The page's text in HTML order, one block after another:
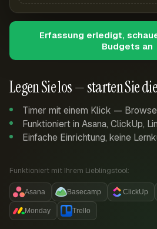
Legen Sie los — starten Sie
Timer mit einem Klick —
Funktioniert in Asana, ClickUp,
Einfache Einrichtung, keine
Funktioniert mit Ihrem Lieblingstool:
Asana Basecamp ClickUp
Monday Trello
Erfassung erledigt,
Budgets an